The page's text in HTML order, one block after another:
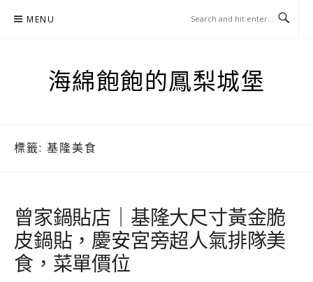
MENU
海綿飽飽的鳳梨城堡
標籤: 基隆美食
曾家鍋貼店｜基隆大尺寸黃金脆
皮鍋貼，慶安宮旁超人氣排隊美
食，菜單價位